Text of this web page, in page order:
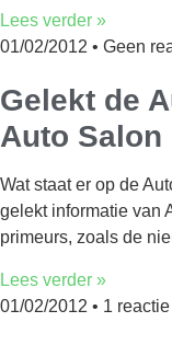
Lees verder »
01/02/2012
Geen
Gelekt de
Auto Salon
Wat staat er op de
gelekt informatie van
primeurs, zoals de
Lees verder »
01/02/2012
1 reactie